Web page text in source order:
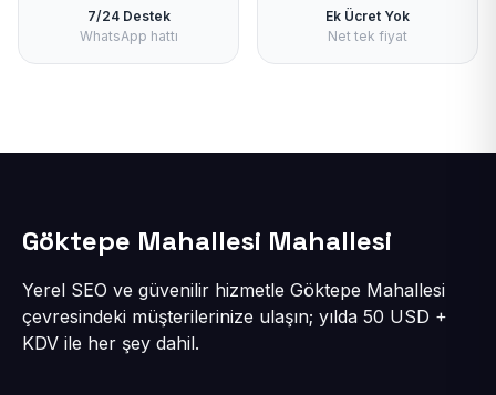
7/24 Destek
WhatsApp hattı
Ek Ücret Yok
Net tek fiyat
Göktepe Mahallesi Mahallesi
Yerel SEO ve güvenilir hizmetle Göktepe Mahallesi
çevresindeki müşterilerinize ulaşın; yılda 50 USD +
KDV ile her şey dahil.